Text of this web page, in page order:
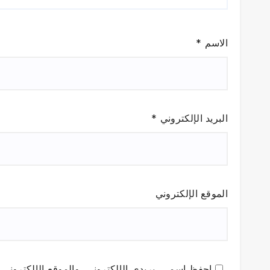
الاسم *
البريد الإلكتروني *
الموقع الإلكتروني